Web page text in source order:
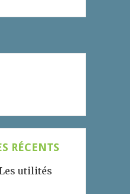
RÉCENTS
utilités